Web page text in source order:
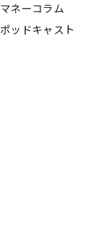
マネーコラム
ポッドキャスト